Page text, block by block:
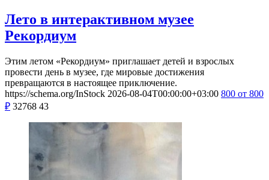
Лето в интерактивном музее
Рекордиум
Этим летом «Рекордиум» приглашает детей и взрослых
провести день в музее, где мировые достижения
превращаются в настоящее приключение.
https://schema.org/InStock 2026-08-04T00:00:00+03:00 800 от 800
₽ 32768 43